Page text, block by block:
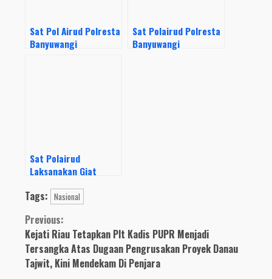
Sat Pol Airud Polresta
Banyuwangi
Sat Polairud Polresta
Banyuwangi
Sat Polairud
Laksanakan Giat
Nelayan Muncar
Tags: Nasional
Continue
Reading
Previous:
Kejati Riau Tetapkan Plt Kadis PUPR Menjadi
Tersangka Atas Dugaan Pengrusakan Proyek Danau
Tajwit, Kini Mendekam Di Penjara